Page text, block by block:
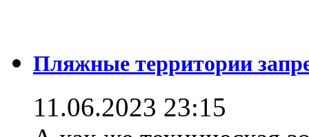
Пляжные территории
11.06.2023 23:15